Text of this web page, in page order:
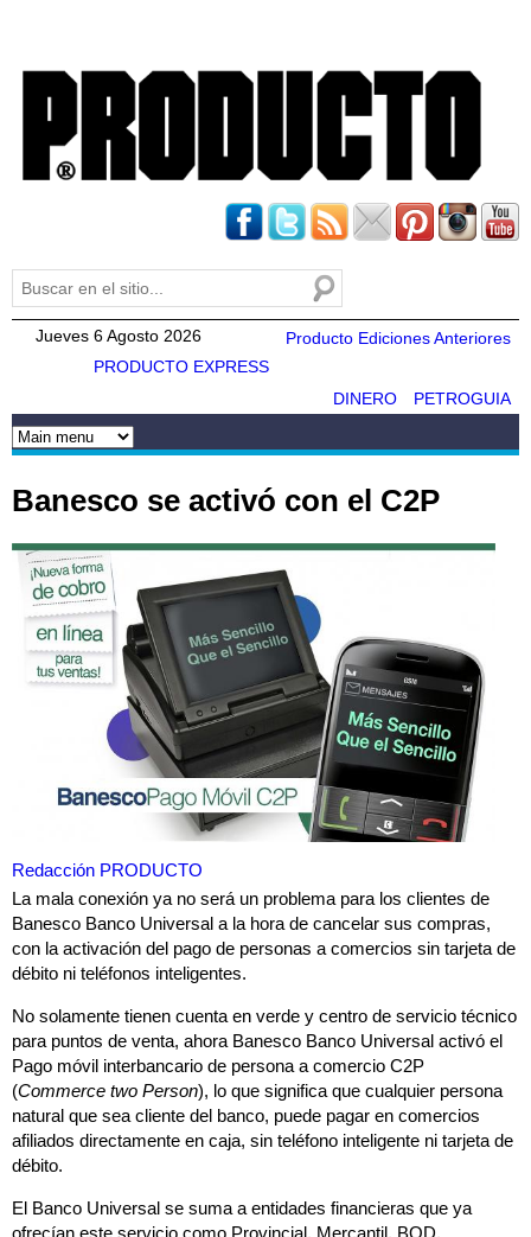
Formulario de búsqueda
Buscar
Jueves 6 Agosto 2026
Producto Ediciones Anteriores
PRODUCTO EXPRESS
PETROGUIA
DINERO
Banesco se activó con el C2P
Redacción PRODUCTO
La mala conexión ya no será un problema para los clientes de
Banesco Banco Universal a la hora de cancelar sus compras,
con la activación del pago de personas a comercios sin tarjeta de
débito ni teléfonos inteligentes.
No solamente tienen cuenta en verde y centro de servicio técnico
para puntos de venta, ahora Banesco Banco Universal activó el
Pago móvil interbancario de persona a comercio C2P
(Commerce two Person), lo que significa que cualquier persona
natural que sea cliente del banco, puede pagar en comercios
afiliados directamente en caja, sin teléfono inteligente ni tarjeta de
débito.
El Banco Universal se suma a entidades financieras que ya
ofrecían este servicio como Provincial, Mercantil, BOD,